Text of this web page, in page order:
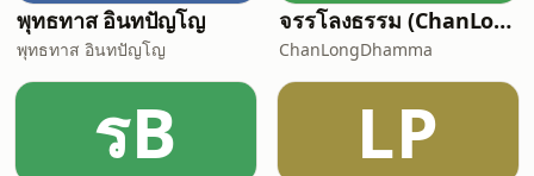
พุทธทาส อินทปัญโญ
พุทธทาส อินทปัญโญ
จรรโลงธรรม (ChanLongDhamma)
ChanLongDhamma
รB LP